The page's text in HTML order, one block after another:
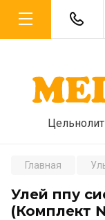
Главная
Улей ппу
(Комплект